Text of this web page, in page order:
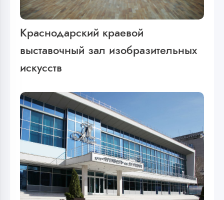
Краснодарский краевой
выставочный зал изобразительных
искусств